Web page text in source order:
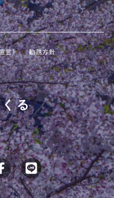
言） 勧誘方針
る